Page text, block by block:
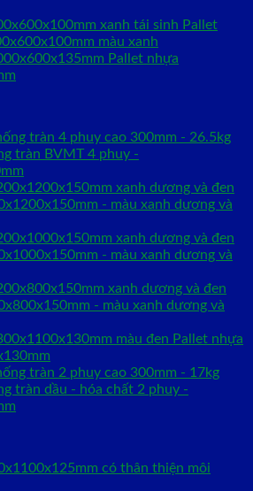
Pallet
màu xanh
Pallet nhựa
tràn BVMT 4 phuy -
- màu xanh dương và
- màu xanh dương và
- màu xanh dương và
Pallet nhựa
tràn dầu - hóa chất 2 phuy -
có thân thiện môi